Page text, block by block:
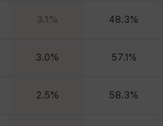
3.1 % 48.3%
3.0% 57.1 %
2.5% 58.3%